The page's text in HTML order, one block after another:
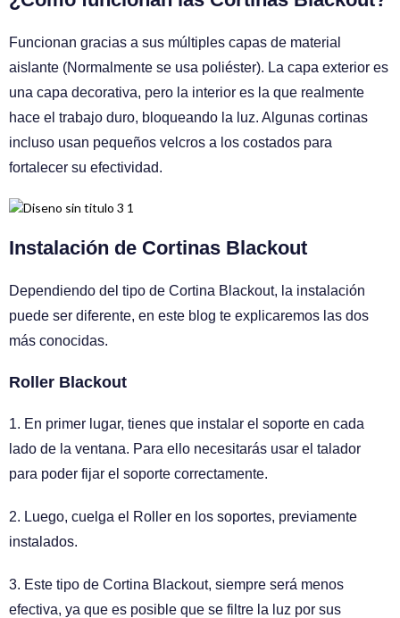
Funcionan gracias a sus múltiples capas de material
aislante (Normalmente se usa poliéster). La capa exterior es
una capa decorativa, pero la interior es la que realmente
hace el trabajo duro, bloqueando la luz. Algunas cortinas
incluso usan pequeños velcros a los costados para
fortalecer su efectividad.
Instalación de Cortinas Blackout
Dependiendo del tipo de Cortina Blackout, la instalación
puede ser diferente, en este blog te explicaremos las dos
más conocidas.
Roller Blackout
1. En primer lugar, tienes que instalar el soporte en cada
lado de la ventana. Para ello necesitarás usar el talador
para poder fijar el soporte correctamente.
2. Luego, cuelga el Roller en los soportes, previamente
instalados.
3. Este tipo de Cortina Blackout, siempre será menos
efectiva, ya que es posible que se filtre la luz por sus